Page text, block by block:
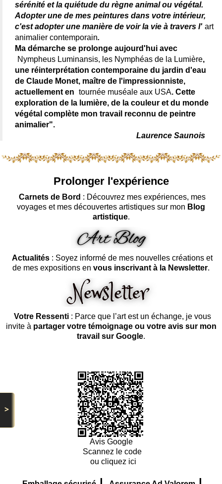
>
sérénité et la quiétude du règne animal ou végétal.
Adopter une de mes peintures dans votre intérieur,
c'est adopter une manière de voir la vie à travers l' art
animalier contemporain.
Ma démarche se prolonge aujourd'hui avec
Nympheus Luminansis, les Nymphéas de la Lumière,
une réinterprétation contemporaine du jardin d'eau
de Claude Monet, maître de l'impressionniste,
actuellement en tournée muséale aux USA. Cette
exploration de la lumière, de la couleur et du monde
végétal complète mon travail reconnu de peintre
animalier".
Laurence Saunois
Prolonger l'expérience
Carnets de Bord : Découvrez mes expériences, mes
voyages et mes découvertes artistiques sur mon Blog
artistique.
Actualités : Soyez informé de mes nouvelles créations et
de mes expositions en vous inscrivant à la Newsletter.
Votre Ressenti: Parce que l’art est un échange, je vous
invite à partager votre témoignage ou votre avis sur mon
travail sur Google.
Avis Google
Scannez le code
ou cliquez ici